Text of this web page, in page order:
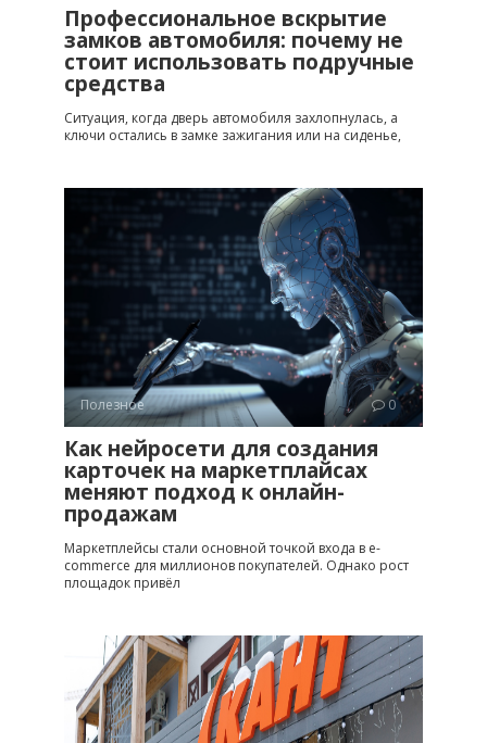
Профессиональное вскрытие
замков автомобиля: почему не
стоит использовать подручные
средства
Ситуация, когда дверь автомобиля захлопнулась, а
ключи остались в замке зажигания или на сиденье,
Полезное 0
Как нейросети для создания
карточек на маркетплайсах
меняют подход к онлайн-
продажам
Маркетплейсы стали основной точкой входа в e-
commerce для миллионов покупателей. Однако рост
площадок привёл